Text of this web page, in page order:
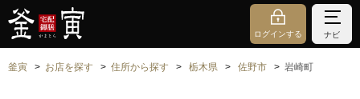
ログインする ナビ
釜寅 お店を探す 住所から探す 栃木県 佐野市 岩崎町